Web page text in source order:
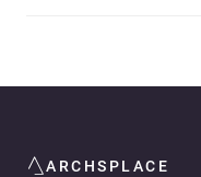
ARCHSPLACE